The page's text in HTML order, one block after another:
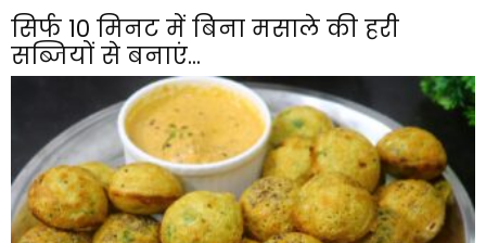
सिर्फ 10 मिनट में बिना मसाले की हरी
सब्जियों से बनाएं...